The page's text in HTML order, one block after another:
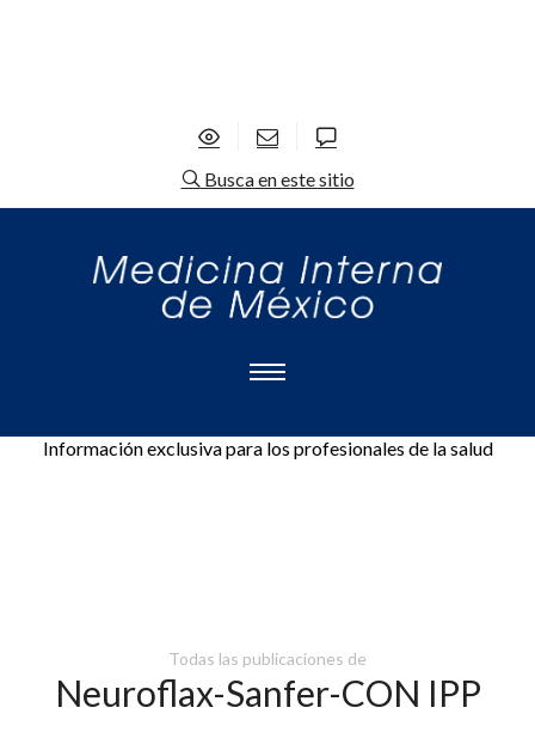
Busca en este sitio
Información exclusiva para los profesionales de la salud
Todas las publicaciones de
Neuroflax-Sanfer-CON IPP